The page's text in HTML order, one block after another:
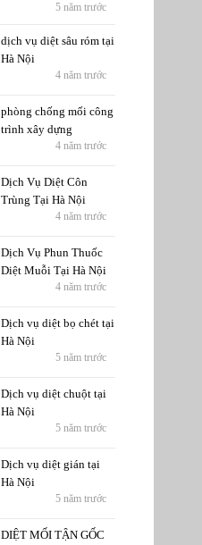
5 năm trước
dịch vụ diệt sâu róm tại
Hà Nội
4 năm trước
phòng chống mối công
trình xây dựng
4 năm trước
Dịch Vụ Diệt Côn
Trùng Tại Hà Nội
4 năm trước
Dịch Vụ Phun Thuốc
Diệt Muỗi Tại Hà Nội
4 năm trước
Dịch vụ diệt bọ chét tại
Hà Nội
5 năm trước
Dịch vụ diệt chuột tại
Hà Nội
5 năm trước
Dịch vụ diệt gián tại
Hà Nội
5 năm trước
DIỆT MỐI TẬN GỐC